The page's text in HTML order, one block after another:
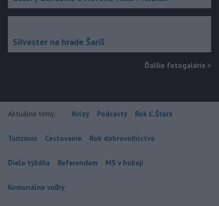
Silvester na hrade Šariš
Ďalšie fotogalérie >
Aktuálne témy: Kvízy Podcasty Rok Ľ.Štúra
Turizmus Cestovanie Rok dobrovoľníctva
Dielo týždňa Referendum MS v hokeji
Komunálne voľby